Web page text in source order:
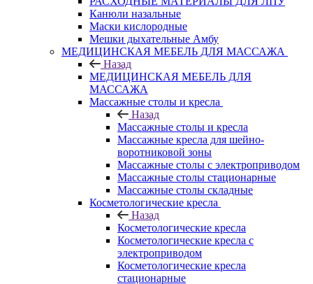
Канюли назальные
Маски кислородные
Мешки дыхательные Амбу
МЕДИЦИНСКАЯ МЕБЕЛЬ ДЛЯ МАССАЖА
Назад
МЕДИЦИНСКАЯ МЕБЕЛЬ ДЛЯ
МАССАЖА
Массажные столы и кресла
Назад
Массажные столы и кресла
Массажные кресла для шейно-
воротниковой зоны
Массажные столы с электроприводом
Массажные столы стационарные
Массажные столы складные
Косметологические кресла
Назад
Косметологические кресла
Косметологические кресла с
электроприводом
Косметологические кресла
стационарные